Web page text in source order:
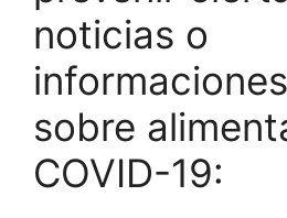
noticias o
sobre
COVID-19: